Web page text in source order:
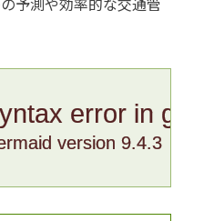
error in
version 9.4.3